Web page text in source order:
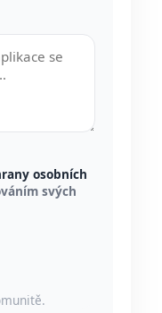
osobních
svých